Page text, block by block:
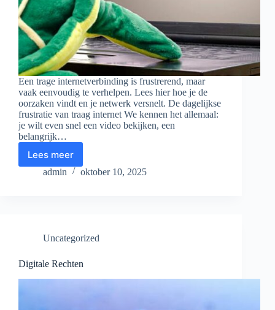
Een trage internetverbinding is frustrerend, maar
vaak eenvoudig te verhelpen. Lees hier hoe je de
oorzaken vindt en je netwerk versnelt. De dagelijkse
frustratie van traag internet We kennen het allemaal:
je wilt even snel een video bekijken, een
belangrijk…
Lees meer
Trage
internetverbinding?
oplossingen
admin oktober 10, 2025
Uncategorized
Digitale Rechten